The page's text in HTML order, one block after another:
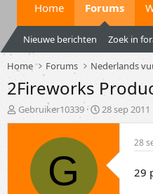
Home Forums
Nieuwe berichten Zoek in
Home Forums Nederlands
2Fireworks
T
o
Gebruiker10339
S
t
28 sep 2011
G
28
29